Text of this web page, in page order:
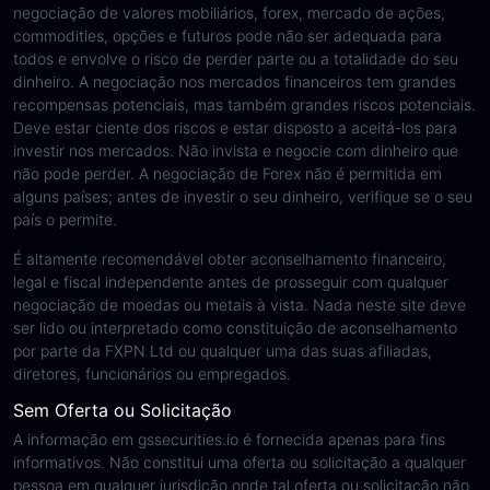
negociação de valores mobiliários, forex, mercado de ações,
commodities, opções e futuros pode não ser adequada para
todos e envolve o risco de perder parte ou a totalidade do seu
dinheiro. A negociação nos mercados financeiros tem grandes
recompensas potenciais, mas também grandes riscos potenciais.
Deve estar ciente dos riscos e estar disposto a aceitá-los para
investir nos mercados. Não invista e negocie com dinheiro que
não pode perder. A negociação de Forex não é permitida em
alguns países; antes de investir o seu dinheiro, verifique se o seu
país o permite.
É altamente recomendável obter aconselhamento financeiro,
legal e fiscal independente antes de prosseguir com qualquer
negociação de moedas ou metais à vista. Nada neste site deve
ser lido ou interpretado como constituição de aconselhamento
por parte da FXPN Ltd ou qualquer uma das suas afiliadas,
diretores, funcionários ou empregados.
Sem Oferta ou Solicitação
A informação em gssecurities.io é fornecida apenas para fins
informativos. Não constitui uma oferta ou solicitação a qualquer
pessoa em qualquer jurisdição onde tal oferta ou solicitação não